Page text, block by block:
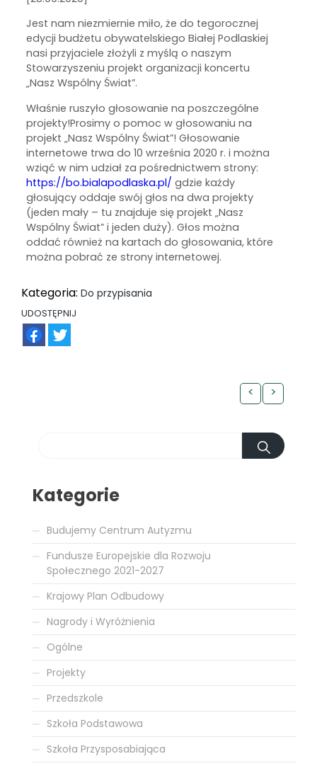
Jest nam niezmiernie miło, że do tegorocznej
edycji budżetu obywatelskiego Białej Podlaskiej
nasi przyjaciele złożyli z myślą o naszym
Stowarzyszeniu projekt organizacji koncertu
„Nasz Wspólny Świat”.
Właśnie ruszyło głosowanie na poszczególne
projekty!Prosimy o pomoc w głosowaniu na
projekt „Nasz Wspólny Świat”! Głosowanie
internetowe trwa do 10 września 2020 r. i można
wziąć w nim udział za pośrednictwem strony:
https://bo.bialapodlaska.pl/ gdzie każdy
głosujący oddaje swój głos na dwa projekty
(jeden mały – tu znajduje się projekt „Nasz
Wspólny Świat” i jeden duży). Głos można
oddać również na kartach do głosowania, które
można pobrać ze strony internetowej.
Kategoria: Do przypisania
UDOSTĘPNIJ
< >
Kategorie
Budujemy Centrum Autyzmu
Fundusze Europejskie dla Rozwoju
Społecznego 2021-2027
Krajowy Plan Odbudowy
Nagrody i Wyróżnienia
Ogólne
Projekty
Przedszkole
Szkoła Podstawowa
Szkoła Przysposabiająca